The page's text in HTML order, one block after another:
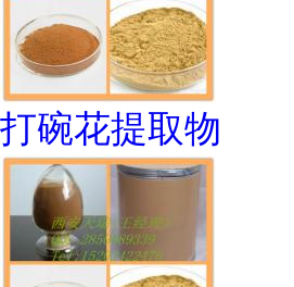
打碗花提取物